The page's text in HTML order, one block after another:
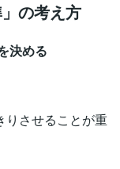
の考え方
決める
りさせることが重